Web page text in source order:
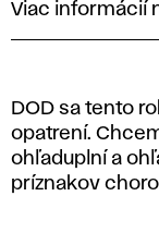
Viac informácií
DOD sa tento
opatrení.
ohľaduplní a
príznakov